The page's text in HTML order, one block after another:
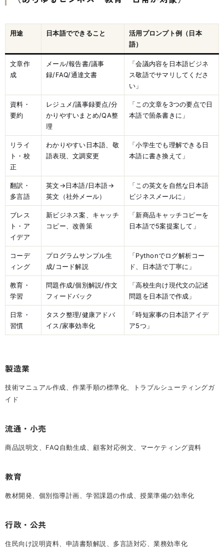
用途 日本語でできること
活用プロンプト例（日本
語）
文章作
成
メール/報告書/議事
録/FAQ/通達文書
「会議内容を日本語ビジネ
ス敬語でサマリしてくださ
い」
資料・
要約
レジュメ/議事録要点/分
かりやすいまとめ/QA整
理
「この文章を3つの要点で日
本語で箇条書きに」
リライ
ト・校
正
わかりやすい日本語、敬
語表現、文調変更
「小学生でも理解できる日
本語に書き換えて」
翻訳・
多言語
英文→日本語/日本語→
英文（社外メール）
「この英文を自然な日本語
ビジネスメールに」
ブレス
ト・ア
イデア
新ビジネス案、キャッチ
コピー、改善策
「新商品キャッチコピーを
日本語で5案提案して」
コーデ
ィング
プログラムサンプル生
成/コード解説
「Pythonでログ解析コー
ド、日本語で丁寧に」
教育・
学習
問題作成/個別解説/作文
フィードバック
「高校生向け現代文の記述
問題を日本語で作成」
日常・
習慣
タスク整理/健康アドバ
イス/家事効率化
「時短家事の日本語アイデ
ア5つ」
製造業
技術マニュアル作成、作業手順の標準化、トラブルシューティングガ
イド
流通・小売
商品説明文、FAQ自動生成、顧客対応例文、マーケティング資料
教育
教材開発、個別指導計画、学習課題の作成、授業準備の効率化
行政・公共
住民向け説明資料、申請書類解説、多言語対応、業務効率化